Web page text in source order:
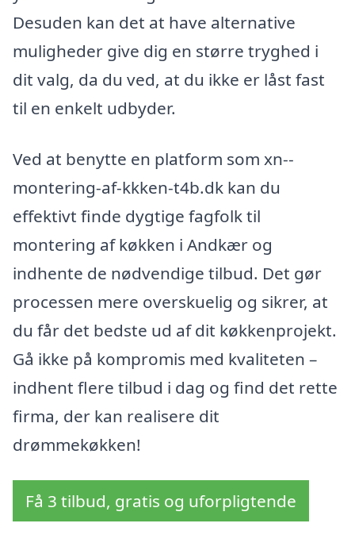
Desuden kan det at have alternative
muligheder give dig en større tryghed i
dit valg, da du ved, at du ikke er låst fast
til en enkelt udbyder.
Ved at benytte en platform som xn--
montering-af-kkken-t4b.dk kan du
effektivt finde dygtige fagfolk til
montering af køkken i Andkær og
indhente de nødvendige tilbud. Det gør
processen mere overskuelig og sikrer, at
du får det bedste ud af dit køkkenprojekt.
Gå ikke på kompromis med kvaliteten –
indhent flere tilbud i dag og find det rette
firma, der kan realisere dit
drømmekøkken!
Få 3 tilbud, gratis og uforpligtende